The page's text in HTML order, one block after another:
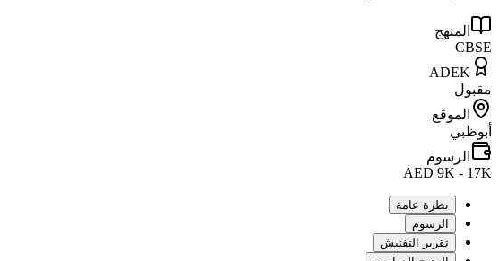
المنهج
CBSE
ADEK
مقبول
الموقع
أبوظبي
الرسوم
AED 9K - 17K
نظرة عامة
الرسوم
تقرير التفتيش